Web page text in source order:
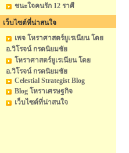
ชนะใจคนรัก 12 ราศี
เว็บไซต์ที่น่าสนใจ
เพจ โหราศาสตร์ยูเรเนียน โดย
อ.วิโรจน์ กรดนิยมชัย
โหราศาสตร์ยูเรเนียน โดย
อ.วิโรจน์ กรดนิยมชัย
Celestial Strategist Blog
Blog โหราเศรษฐกิจ
เว็บไซต์ที่น่าสนใจ